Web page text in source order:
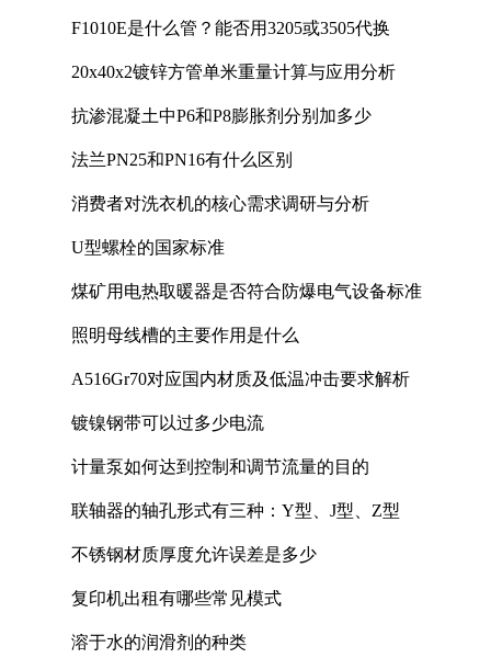
F1010E是什么管？能否用3205或3505代换
20x40x2镀锌方管单米重量计算与应用分析
抗渗混凝土中P6和P8膨胀剂分别加多少
法兰PN25和PN16有什么区别
消费者对洗衣机的核心需求调研与分析
U型螺栓的国家标准
煤矿用电热取暖器是否符合防爆电气设备标准
照明母线槽的主要作用是什么
A516Gr70对应国内材质及低温冲击要求解析
镀镍钢带可以过多少电流
计量泵如何达到控制和调节流量的目的
联轴器的轴孔形式有三种：Y型、J型、Z型
不锈钢材质厚度允许误差是多少
复印机出租有哪些常见模式
溶于水的润滑剂的种类